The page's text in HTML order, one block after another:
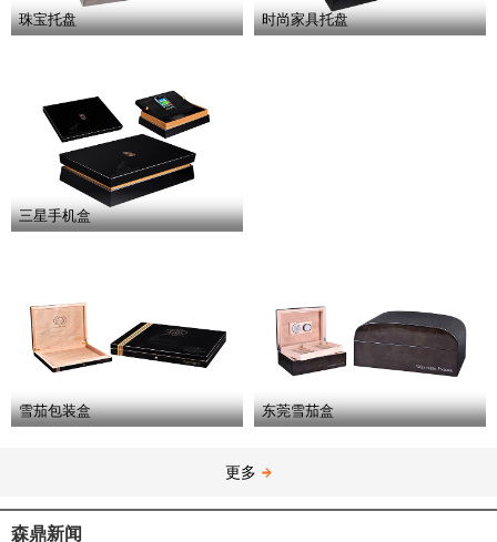
珠宝托盘 时尚家具托盘
三星手机盒
草
雪茄包装盒 东莞雪茄盒
更多
森鼎新闻